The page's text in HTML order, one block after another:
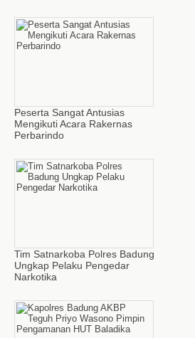
Peserta Sangat Antusias
Mengikuti Acara Rakernas
Perbarindo
Tim Satnarkoba Polres Badung
Ungkap Pelaku Pengedar
Narkotika